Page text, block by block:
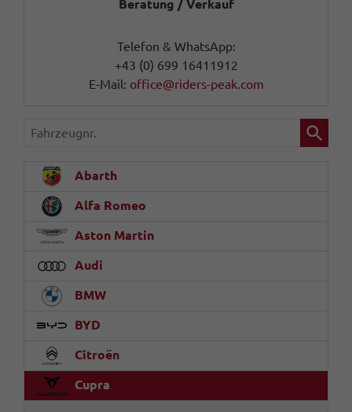
Beratung / Verkauf
Telefon & WhatsApp:
+43 (0) 699 16411912
E-Mail: office@riders-peak.com
Fahrzeugnr.
Abarth
Alfa Romeo
Aston Martin
Audi
BMW
BYD
Citroën
Cupra